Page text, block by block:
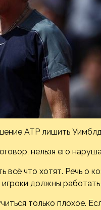
ATP лишить
нельзя его
всё что хотят. Речь о
должны
только плохое.